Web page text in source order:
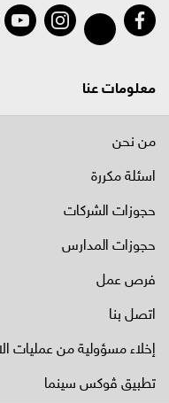
معلومات عنا
من نحن
اسئلة مكررة
حجوزات الشركات
حجوزات المدارس
فرص عمل
اتصل بنا
إخلاء مسؤولية من عمليات
تطبيق ڤوكس سينما